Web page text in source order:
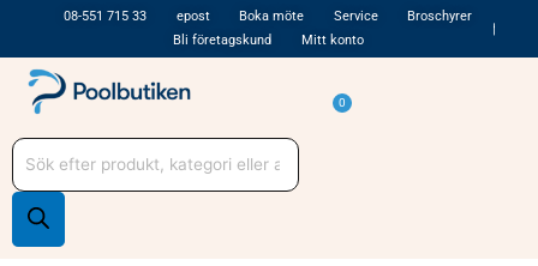
till
innehåll
08-551 715 33 epost Boka möte Service
Broschyrer
Bli företagskund
Mitt konto
0
Varukorg
Produktsökning